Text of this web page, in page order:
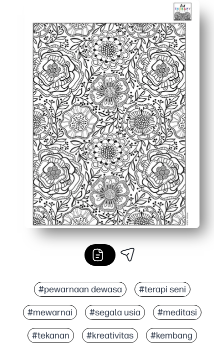
Cetak dan pergi - cukup tambahkan krayon atau
Pengulangan bunga yang menenangkan dan fokus
Keterampilan yang melekat - membangun kontrol
Selalu cocok untuk hari Anda - sempurna untuk
#pewarnaan dewasa #terapi seni
#mewarnai #segala usia #meditasi
#tekanan #kreativitas #kembang